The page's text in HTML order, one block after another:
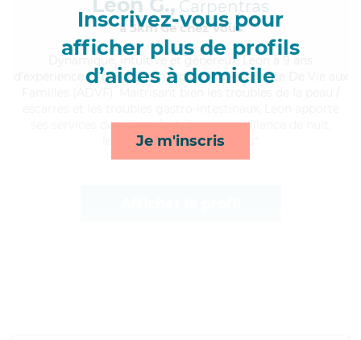
Inscrivez-vous pour
afficher plus de profils
d’aides à domicile
Je m'inscris
Leon G., Carpentras
à 5km de chez Vous
, intuitive et généreux, Leon a 9 ans
d'expérience et possède un diplôme d'Assistante De Vie aux
ses services de toilette/habillage, surveillance de nuit,
lever/coucher et transports*